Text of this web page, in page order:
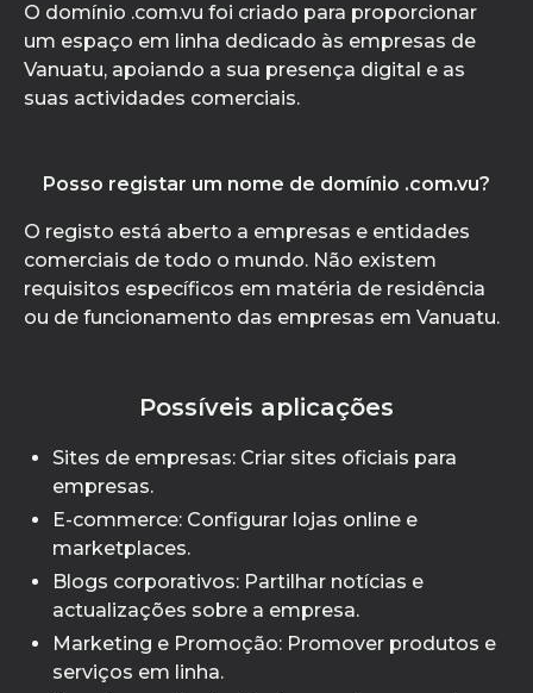
O domínio .com.vu foi criado para proporcionar
um espaço em linha dedicado às empresas de
Vanuatu, apoiando a sua presença digital e as
suas actividades comerciais.
Posso registar um nome de domínio .com.vu?
O registo está aberto a empresas e entidades
comerciais de todo o mundo. Não existem
requisitos específicos em matéria de residência
ou de funcionamento das empresas em Vanuatu.
Possíveis aplicações
Sites de empresas: Criar sites oficiais para
empresas.
E-commerce: Configurar lojas online e
marketplaces.
Blogs corporativos: Partilhar notícias e
actualizações sobre a empresa.
Marketing e Promoção: Promover produtos e
serviços em linha.